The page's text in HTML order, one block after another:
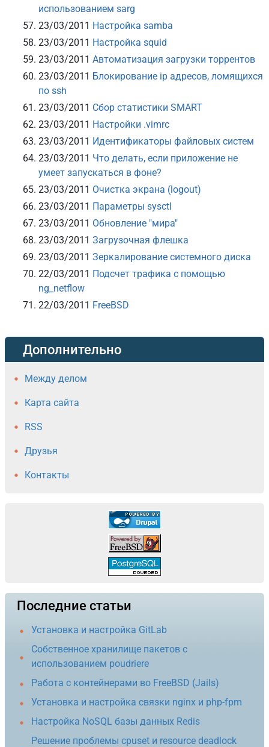
Дополнительно
Между делом
Карта сайта
RSS
Друзья
Контакты
использованием sarg
23/03/2011 Настройка samba
23/03/2011 Настройка squid
23/03/2011 Автоматизация загрузки торрентов
23/03/2011 Блокирование ip адресов, ломящихся
по ssh
23/03/2011 Сбор статистики SMART
23/03/2011 Настройки .vimrc
23/03/2011 Идентификаторы файловых систем
23/03/2011 Что делать, если приложение не
умеет запускаться в фоне?
23/03/2011 Очистка экрана (logout)
23/03/2011 Параметры sysctl
23/03/2011 Обновление "мира"
23/03/2011 Загрузочная флешка
23/03/2011 Зеркалирование системного диска
22/03/2011 Подсчет трафика с помощью
ng_netflow
22/03/2011 FreeBSD
Последние статьи
Установка и настройка GitLab
Собственное хранилище пакетов с
использованием poudriere
Работа с контейнерами во FreeBSD (Jails)
Установка и настройка связки nginx и php-fpm
Настройка NoSQL базы данных Redis
Решение проблемы cpuset и resource deadlock